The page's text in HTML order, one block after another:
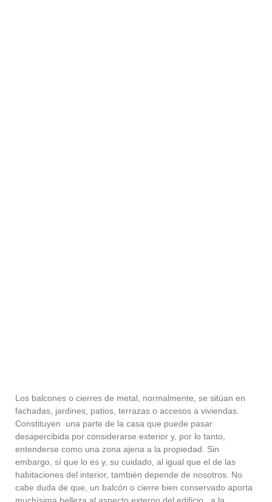
Los balcones o cierres de metal, normalmente, se sitúan en
fachadas, jardines, patios, terrazas o accesos a viviendas.
Constituyen una parte de la casa que puede pasar
desapercibida por considerarse exterior y, por lo tanto,
entenderse como una zona ajena a la propiedad. Sin
embargo, sí que lo es y, su cuidado, al igual que el de las
habitaciones del interior, también depende de nosotros. No
cabe duda de que, un balcón o cierre bien conservado aporta